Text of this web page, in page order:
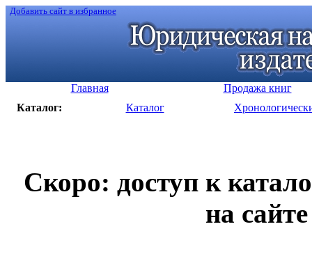
Добавить сайт в избранное
Главная
Продажа книг
Каталог:
Каталог
Скоро: доступ к
на